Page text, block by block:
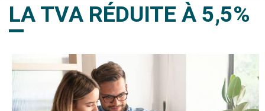
LA TVA RÉDUITE À 5,5%